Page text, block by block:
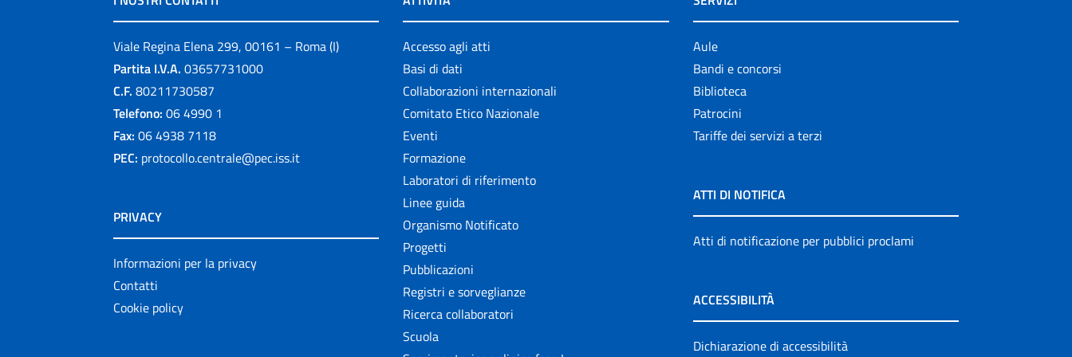
Viale Regina Elena 299, 00161 – Roma (I)
Partita I.V.A. 03657731000
C.F. 80211730587
Telefono: 06 4990 1
Fax: 06 4938 7118
PEC: protocollo.centrale@pec.iss.it
PRIVACY
Informazioni per la privacy
Contatti
Cookie policy
Accesso agli atti
Basi di dati
Collaborazioni internazionali
Comitato Etico Nazionale
Eventi
Formazione
Laboratori di riferimento
Linee guida
Organismo Notificato
Progetti
Pubblicazioni
Registri e sorveglianze
Ricerca collaboratori
Scuola
Aule
Bandi e concorsi
Biblioteca
Patrocini
Tariffe dei servizi a terzi
ATTI DI NOTIFICA
Atti di notificazione per pubblici proclami
ACCESSIBILITÀ
Dichiarazione di accessibilità